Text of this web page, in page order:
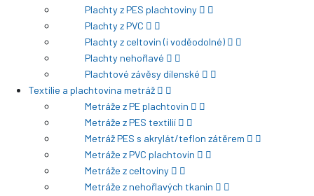
Plachty z PES plachtoviny
Plachty z PVC
Plachty z celtovin (i voděodolné)
Plachty nehořlavé
Plachtové závěsy dílenské
Textilie a plachtovina metráž
Metráže z PE plachtovin
Metráže z PES textilií
Metráž PES s akrylát/teflon zátěrem
Metráže z PVC plachtovin
Metráže z celtoviny
Metráže z nehořlavých tkanin